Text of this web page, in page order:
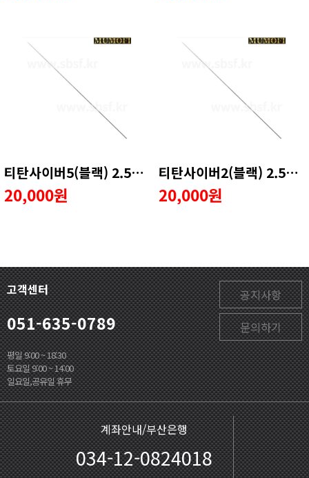
티탄사이버5(블랙) 2.5호 EM가이드 수리용품
20,000원
티탄사이버2(블랙) 2.5호 EM가이드 수리용품
20,000원
고객센터
051-635-0789
평일 9:00 ~ 18:30
토요일 9:00 ~ 14:00
일요일,공유일 휴무
공지사항
문의하기
계좌안내/부산은행
034-12-0824018